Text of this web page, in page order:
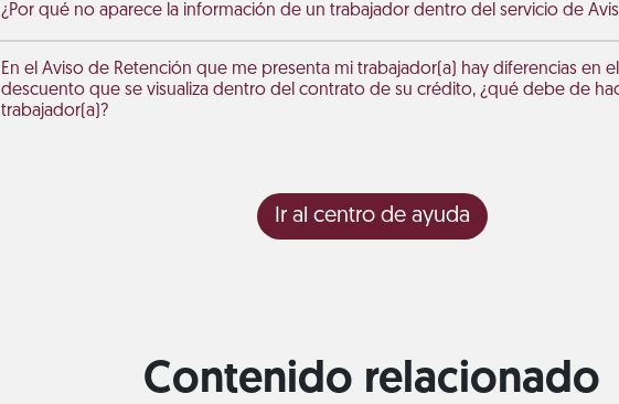
¿Por qué no aparece la información de un trabajador dentro del servicio de
En el Aviso de Retención que me presenta mi trabajador(a) hay diferencias en
descuento que se visualiza dentro del contrato de su crédito, ¿qué debe de
trabajador(a)?
Ir al centro de ayuda
Contenido relacionado